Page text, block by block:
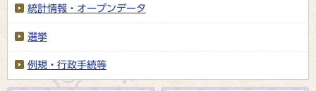
統計情報・オープンデータ
選挙
例規・行政手続等